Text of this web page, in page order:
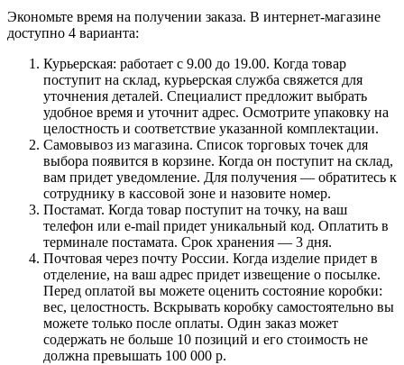
Экономьте время на получении заказа. В интернет-магазине
доступно 4 варианта:
Курьерская: работает с 9.00 до 19.00. Когда товар
поступит на склад, курьерская служба свяжется для
уточнения деталей. Специалист предложит выбрать
удобное время и уточнит адрес. Осмотрите упаковку на
целостность и соответствие указанной комплектации.
Самовывоз из магазина. Список торговых точек для
выбора появится в корзине. Когда он поступит на склад,
вам придет уведомление. Для получения — обратитесь к
сотруднику в кассовой зоне и назовите номер.
Постамат. Когда товар поступит на точку, на ваш
телефон или e-mail придет уникальный код. Оплатить в
терминале постамата. Срок хранения — 3 дня.
Почтовая через почту России. Когда изделие придет в
отделение, на ваш адрес придет извещение о посылке.
Перед оплатой вы можете оценить состояние коробки:
вес, целостность. Вскрывать коробку самостоятельно вы
можете только после оплаты. Один заказ может
содержать не больше 10 позиций и его стоимость не
должна превышать 100 000 р.